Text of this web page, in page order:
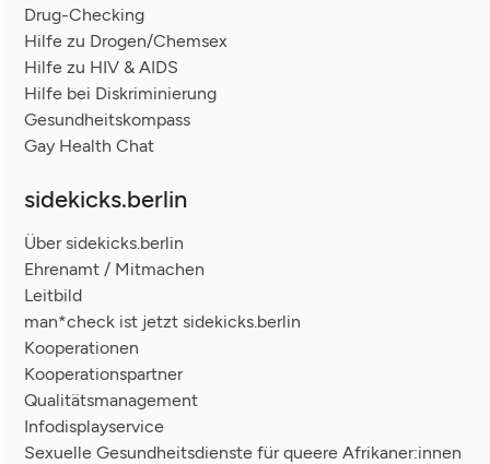
Drug-Checking
Hilfe zu Drogen/Chemsex
Hilfe zu HIV & AIDS
Hilfe bei Diskriminierung
Gesundheitskompass
Gay Health Chat
sidekicks.berlin
Über sidekicks.berlin
Ehrenamt / Mitmachen
Leitbild
man*check ist jetzt sidekicks.berlin
Kooperationen
Kooperationspartner
Qualitätsmanagement
Infodisplayservice
Sexuelle Gesundheitsdienste für queere Afrikaner:innen